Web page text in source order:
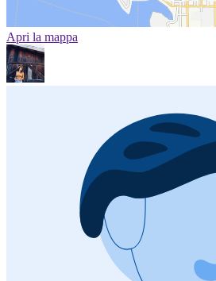
Apri la mappa